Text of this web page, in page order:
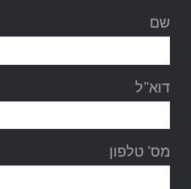
שם
דוא"ל
מס' טלפון